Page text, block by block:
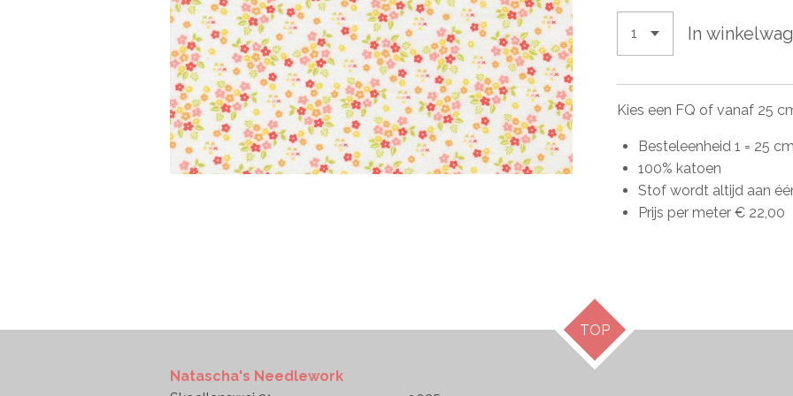
In
Kies een FQ of vanaf 25
Besteleenheid 1 = 25
100% katoen
Stof wordt altijd aan
Prijs per meter € 22,00
TOP
Natascha's Needlework